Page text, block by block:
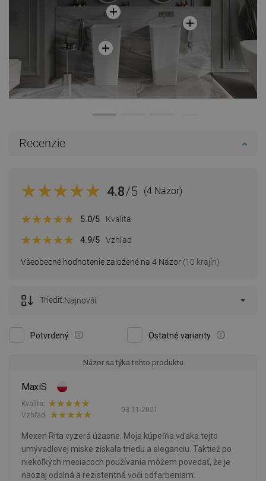
Recenzie
4.8/5 (4 Názor)
Všeobecné hodnotenie založené na 4 Názor (10 krajín)
5.0/5 Kvalita
4.9/5 Vzhľad
Potvrdený Ostatné varianty
Triediť:Najnovší
Názor sa týka tohto produktu
MaxiS
03-11-2021
Kvalita:
Vzhľad:
Mexen Rita vyzerá úžasne. Moja kúpeľňa vďaka tejto
umývadlovej miske získala triedu a eleganciu. Taktiež po
niekoľkých mesiacoch používania môžem povedať, že je
naozaj odolná a rezistentná voči odfarbeniam.